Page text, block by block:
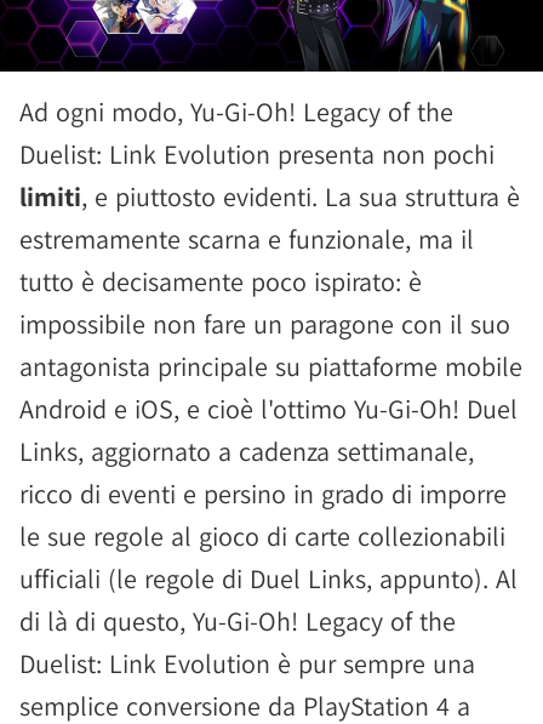
Ad ogni modo, Yu-Gi-Oh! Legacy of the
Duelist: Link Evolution presenta non pochi
limiti, e piuttosto evidenti. La sua struttura è
estremamente scarna e funzionale, ma il
tutto è decisamente poco ispirato: è
impossibile non fare un paragone con il suo
antagonista principale su piattaforme mobile
Android e iOS, e cioè l'ottimo Yu-Gi-Oh! Duel
Links, aggiornato a cadenza settimanale,
ricco di eventi e persino in grado di imporre
le sue regole al gioco di carte collezionabili
ufficiali (le regole di Duel Links, appunto). Al
di là di questo, Yu-Gi-Oh! Legacy of the
Duelist: Link Evolution è pur sempre una
semplice conversione da PlayStation 4 a